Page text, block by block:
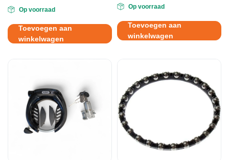
Op voorraad
Toevoegen aan
winkelwagen
Op voorraad
Toevoegen aan
winkelwagen